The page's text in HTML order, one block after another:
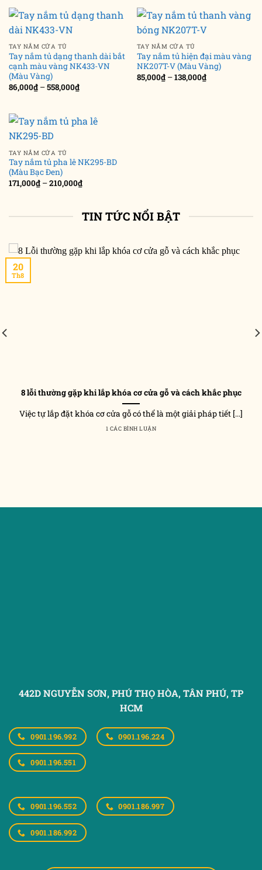
TAY NẮM CỬA TỦ
Tay nắm tủ dạng thanh dài bắt
cạnh màu vàng NK433-VN
(Màu Vàng)
86,000₫ –558,000₫Khoảng
giá:
đến
558,000₫
TAY NẮM CỬA TỦ
Tay nắm tủ hiện đại màu vàng
NK207T-V (Màu Vàng)
85,000₫ –138,000₫Khoảng
giá:
TAY NẮM CỬA TỦ
Tay nắm tủ pha lê NK295-BD
(Màu Bạc Đen)
171,000₫ –210,000₫Khoảng
giá:
đến
210,000₫
TIN TỨC NỔI BẬT
8 lỗi thường gặp khi lắp khóa cơ cửa gỗ và cách khắc phục
Việc tự lắp đặt khóa cơ cửa gỗ có thể là một giải pháp tiết [...]
1 CÁC BÌNH LUẬN
20
Th8
442D NGUYỄN SƠN, PHÚ THỌ HÒA,TÂN PHÚ, TP
HCM
0901.196.992 0901.196.224
0901.196.551
0901.196.552 0901.186.997
0901.186.992